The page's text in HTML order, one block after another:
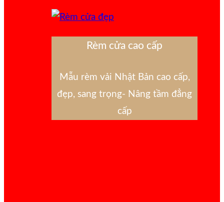
Rèm cửa cao cấp
Mẫu rèm vải Nhật Bản cao cấp,
đẹp, sang trọng- Nâng tầm đẳng
cấp